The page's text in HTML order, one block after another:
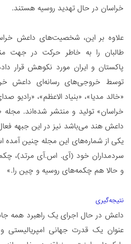
خراسان در حال تهدید روسیه هستند.
علاوه بر این، شخصیت‌های داعش
طالبان را به خاطر حرکت در جهت
پاکستان و ایران مورد نکوهش قرار
توسط خروجی‌های رسانه‌ای داعش
«خالد مدیا»، «بنیاد الاعظم»، «رادیو
خراسان» تولید و منتشر شده‌اند.
داعش هند می‌باشد نیز در این جبهه
یکی از شماره‌های این مجله چنین
سردمداران خود (آی. اس.آی مرتد)،
و حالا هم چکمه‌های روسیه و چین را.»
نتیجه‌گیری
داعش در حال اجرای یک راهبرد همه
عنوان یک قدرت جهانی امپریالیستی